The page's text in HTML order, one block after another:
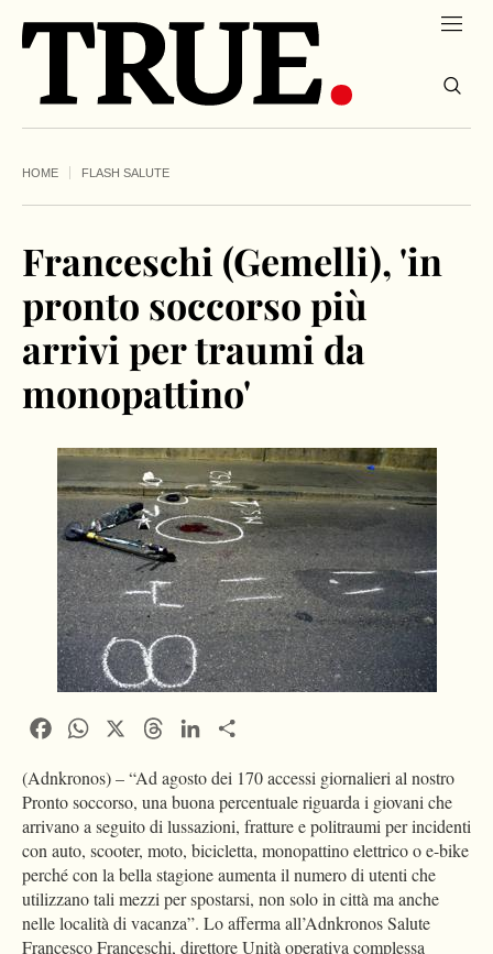
HOME FLASH SALUTE
Franceschi (Gemelli), 'in
pronto soccorso più
arrivi per traumi da
monopattino'
FacebookWhatsApp ThreadsLinkedIn
(Adnkronos) – “Ad agosto dei 170 accessi giornalieri al nostro
Pronto soccorso, una buona percentuale riguarda i giovani che
arrivano a seguito di lussazioni, fratture e politraumi per incidenti
con auto, scooter, moto, bicicletta, monopattino elettrico o e-bike
perché con la bella stagione aumenta il numero di utenti che
utilizzano tali mezzi per spostarsi, non solo in città ma anche
nelle località di vacanza”. Lo afferma all’Adnkronos Salute
Francesco Franceschi, direttore Unità operativa complessa